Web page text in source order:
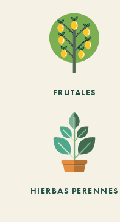
FRUTALES
HIERBAS PERENNES